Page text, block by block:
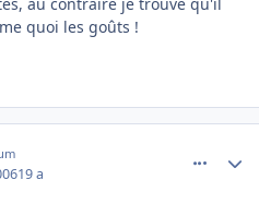
quoi les goûts !
19 a